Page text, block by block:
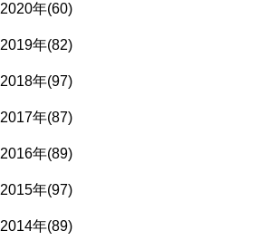
2020年(60)
2019年(82)
2018年(97)
2017年(87)
2016年(89)
2015年(97)
2014年(89)